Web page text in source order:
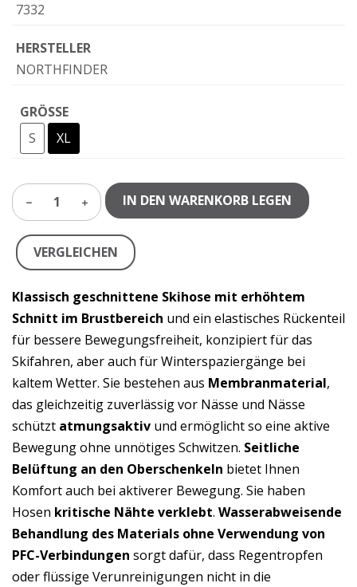
7332
HERSTELLER
NORTHFINDER
GRÖSSE
S
XL
1 IN DEN WARENKORB LEGEN
VERGLEICHEN
Klassisch geschnittene Skihose mit erhöhtem
Schnitt im Brustbereich und ein elastisches Rückenteil
für bessere Bewegungsfreiheit, konzipiert für das
Skifahren, aber auch für Winterspaziergänge bei
kaltem Wetter. Sie bestehen aus Membranmaterial,
das gleichzeitig zuverlässig vor Nässe und Nässe
schützt atmungsaktiv und ermöglicht so eine aktive
Bewegung ohne unnötiges Schwitzen. Seitliche
Belüftung an den Oberschenkeln bietet Ihnen
Komfort auch bei aktiverer Bewegung. Sie haben
Hosen kritische Nähte verklebt. Wasserabweisende
Behandlung des Materials ohne Verwendung von
PFC-Verbindungen sorgt dafür, dass Regentropfen
oder flüssige Verunreinigungen nicht in die